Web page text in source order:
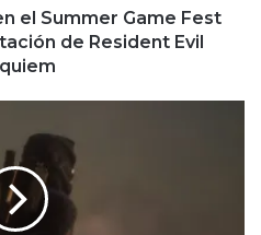
el Summer Game Fest
de Resident Evil